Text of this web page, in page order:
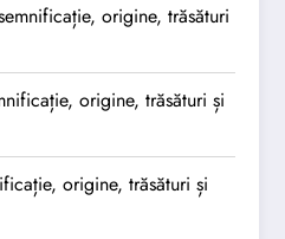
origine, trăsături
origine, trăsături și
origine, trăsături și